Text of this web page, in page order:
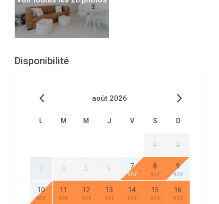
Disponibilité
août 2026
L M M J V S D
1 2
3 4 5 6 7
90 €
8
90 €
9
90 €
10
90 €
11
90 €
12
90 €
13
90 €
14
90 €
15
90 €
16
90 €